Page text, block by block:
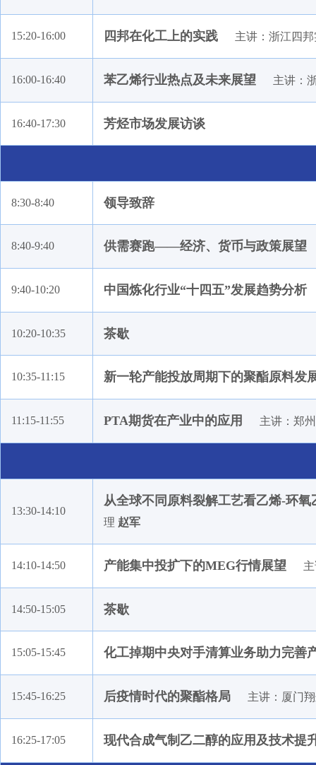
15:20-16:00 四邦在化工上的实践 主讲：浙江四
16:00-16:40 苯乙烯行业热点及未来展望 主讲：
16:40-17:30 芳烃市场发展访谈
8:30-8:40 领导致辞
8:40-9:40 供需赛跑——经济、货币与政策展望
9:40-10:20 中国炼化行业“十四五”发展趋势分析
10:20-10:35 茶歇
10:35-11:15 新一轮产能投放周期下的聚酯原料发
11:15-11:55 PTA期货在产业中的应用 主讲：郑
13:30-14:10
从全球不同原料裂解工艺看乙烯-环
理 赵军
14:10-14:50 产能集中投扩下的MEG行情展望
14:50-15:05 茶歇
15:05-15:45 化工掉期中央对手清算业务助力完善
15:45-16:25 后疫情时代的聚酯格局 主讲：厦门
16:25-17:05 现代合成气制乙二醇的应用及技术提
山西沃能化工科技有限公司
浙江春风化工有限公司
中信期货有限公司
绍兴九洲化纤有限公司
福建百宏石化有限公司
宁波日出石化有限公司
四川省川化新天府化工有限责任公司
首创证券有限责任公司
北方华锦化学工业股份有限公司
浙江久鼎供应链管理有限公司
中国石化化工销售有限公司
吉林省创盈金属材料有限公司
江苏超群机械科技发展有限公司